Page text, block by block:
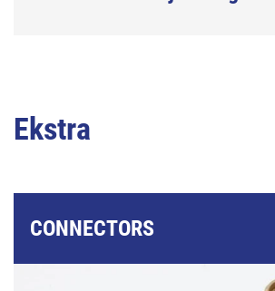
Ekstra
CONNECTORS